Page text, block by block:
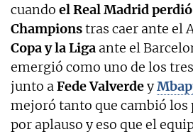
cuando el Real Madrid
Championstras caer ante el
Copa y la Liga ante el
emergió como uno de los
junto aFede Valverdey
mejoró tanto que cambió los
por aplauso y eso que el